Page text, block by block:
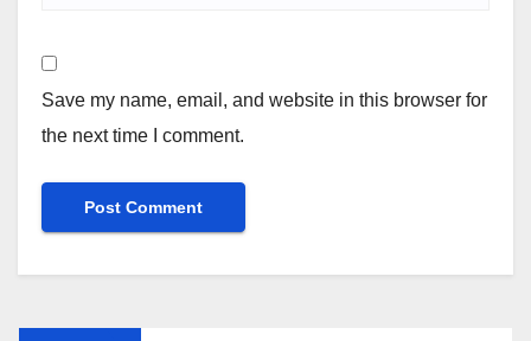
Save my name, email, and website in this browser for
the next time I comment.